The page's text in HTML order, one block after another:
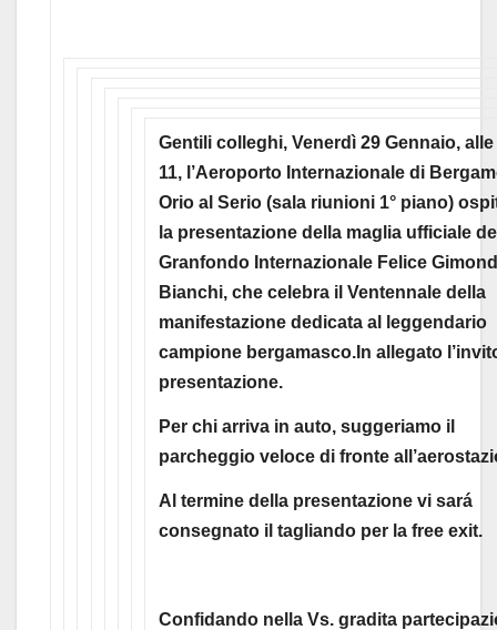
Gentili colleghi, Venerdì 29 Gennaio,
11, l’Aeroporto Internazionale di
Orio al Serio (sala riunioni 1° piano)
la presentazione della maglia ufficiale
Granfondo Internazionale Felice
Bianchi, che celebra il Ventennale della
manifestazione dedicata al leggendario
campione bergamasco.In allegato
presentazione.
Per chi arriva in auto, suggeriamo il
parcheggio veloce di fronte
Al termine della presentazione vi sará
consegnato il tagliando per la free exit.
Confidando nella Vs. gradita